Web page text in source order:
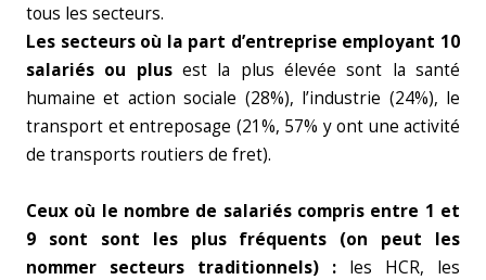
tous les secteurs.
Les secteurs où la part d’entreprise employant 10
salariés ou plusest la plus élevée sont la santé
humaine et action sociale (28%), l’industrie (24%), le
transport et entreposage (21%, 57% y ont une activité
de transports routiers de fret).
Ceux où le nombre de salariés compris entre 1 et
9 sont sont les plus fréquents (on peut les
nommer secteurs traditionnels) : les HCR, les